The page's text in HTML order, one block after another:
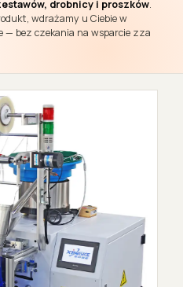
drobnicy i proszków.
wdrażamy u Ciebie w
— bez czekania na wsparcie zza